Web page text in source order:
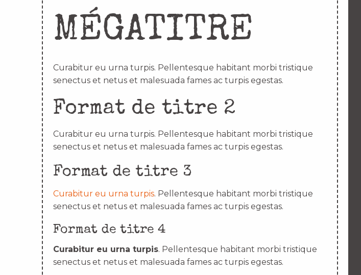
MÉGATITRE
Curabitur eu urna turpis. Pellentesque habitant morbi tristique
senectus et netus et malesuada fames ac turpis egestas.
Format de titre 2
Curabitur eu urna turpis. Pellentesque habitant morbi tristique
senectus et netus et malesuada fames ac turpis egestas.
Format de titre 3
Curabitur eu urna turpis. Pellentesque habitant morbi tristique
senectus et netus et malesuada fames ac turpis egestas.
Format de titre 4
Curabitur eu urna turpis. Pellentesque habitant morbi tristique
senectus et netus et malesuada fames ac turpis egestas.